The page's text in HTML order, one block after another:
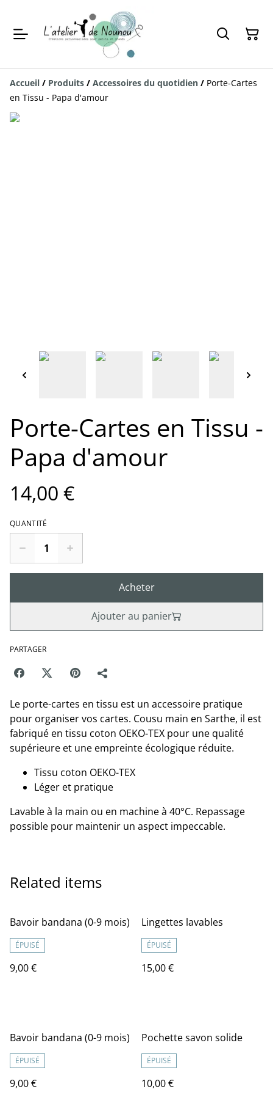
Accueil / Produits / Accessoires du quotidien / Porte-Cartes
en Tissu - Papa d'amour
Porte-Cartes en Tissu -
Papa d'amour
14,00 €
QUANTITÉ
Acheter
Ajouter au panier
PARTAGER
Le porte-cartes en tissu est un accessoire pratique
pour organiser vos cartes. Cousu main en Sarthe, il est
fabriqué en tissu coton OEKO-TEX pour une qualité
supérieure et une empreinte écologique réduite.
Tissu coton OEKO-TEX
Léger et pratique
Lavable à la main ou en machine à 40°C. Repassage
possible pour maintenir un aspect impeccable.
Related items
Bavoir bandana (0-9 mois)
ÉPUISÉ
9,00 €
Lingettes lavables
ÉPUISÉ
15,00 €
Bavoir bandana (0-9 mois)
ÉPUISÉ
9,00 €
Pochette savon solide
ÉPUISÉ
10,00 €